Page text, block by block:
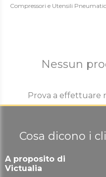
Compressori e Utensili
Nessun
Prova a effettuare
Cosa dicono i
A proposito di
Victualia